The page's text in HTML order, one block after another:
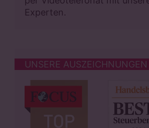
Experten.
UNSERE AUSZEICHNUNGEN